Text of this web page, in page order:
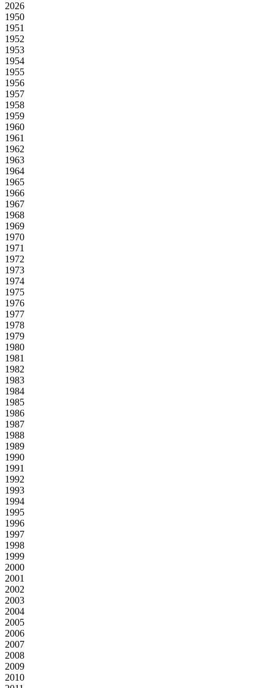
2026
1950
1951
1952
1953
1954
1955
1956
1957
1958
1959
1960
1961
1962
1963
1964
1965
1966
1967
1968
1969
1970
1971
1972
1973
1974
1975
1976
1977
1978
1979
1980
1981
1982
1983
1984
1985
1986
1987
1988
1989
1990
1991
1992
1993
1994
1995
1996
1997
1998
1999
2000
2001
2002
2003
2004
2005
2006
2007
2008
2009
2010